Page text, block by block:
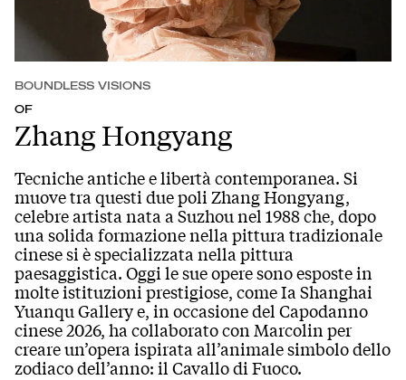
BOUNDLESS VISIONS
OF
Zhang Hongyang
Tecniche antiche e libertà contemporanea. Si
muove tra questi due poli Zhang Hongyang,
celebre artista nata a Suzhou nel 1988 che, dopo
una solida formazione nella pittura tradizionale
cinese si è specializzata nella pittura
paesaggistica. Oggi le sue opere sono esposte in
molte istituzioni prestigiose, come Ia Shanghai
Yuanqu Gallery e, in occasione del Capodanno
cinese 2026, ha collaborato con Marcolin per
creare un’opera ispirata all’animale simbolo dello
zodiaco dell’anno: il Cavallo di Fuoco.